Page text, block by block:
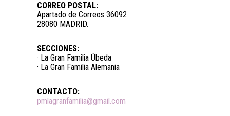
CORREO POSTAL:
Apartado de Correos 36092
28080 MADRID.
SECCIONES:
· La Gran Familia Úbeda
· La Gran Familia Alemania
CONTACTO:
pmlagranfamilia@gmail.com